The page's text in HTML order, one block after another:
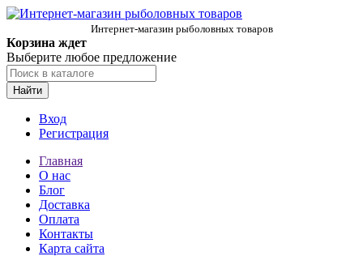
Интернет-магазин рыболовных товаров
Корзина ждет
Выберите любое предложение
Найти
Вход
Регистрация
Главная
О нас
Блог
Доставка
Оплата
Контакты
Карта сайта